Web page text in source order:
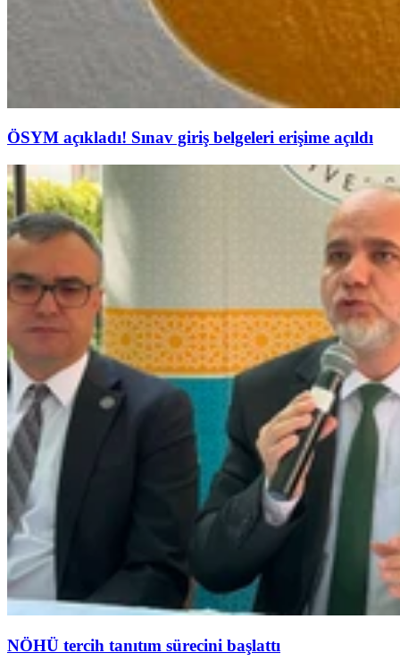
ÖSYM açıkladı! Sınav giriş belgeleri erişime açıldı
NÖHÜ tercih tanıtım sürecini başlattı